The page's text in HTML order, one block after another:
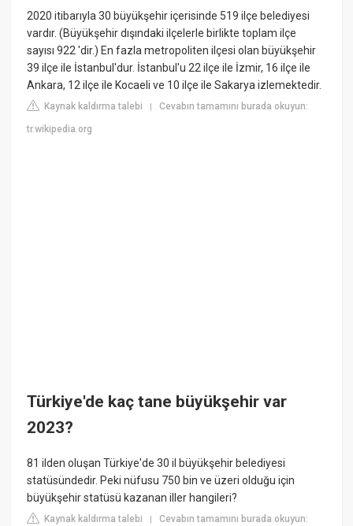
2020 itibarıyla 30 büyükşehir içerisinde 519 ilçe belediyesi
vardır. (Büyükşehir dışındaki ilçelerle birlikte toplam ilçe
sayısı 922 'dir.) En fazla metropoliten ilçesi olan büyükşehir
39 ilçe ile İstanbul'dur. İstanbul'u 22 ilçe ile İzmir, 16 ilçe ile
Ankara, 12 ilçe ile Kocaeli ve 10 ilçe ile Sakarya izlemektedir.
Kaynak kaldırma talebi |Cevabın tamamını burada okuyun:
tr.wikipedia.org
Türkiye'de kaç tane büyükşehir var
2023?
81 ilden oluşan Türkiye'de 30 il büyükşehir belediyesi
statüsündedir. Peki nüfusu 750 bin ve üzeri olduğu için
büyükşehir statüsü kazanan iller hangileri?
Kaynak kaldırma talebi |Cevabın tamamını burada okuyun: